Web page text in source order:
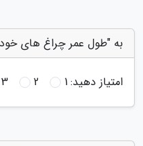
به "طول عمر چراغ های
امتیاز دهید:1
2
3